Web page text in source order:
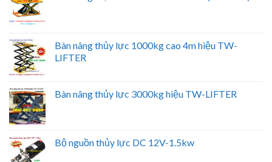
Bàn nâng thủy lực 1000kg cao 4m hiệu TW-
LIFTER
Bàn nâng thủy lực 3000kg hiệu TW-LIFTER
Bộ nguồn thủy lực DC 12V-1.5kw